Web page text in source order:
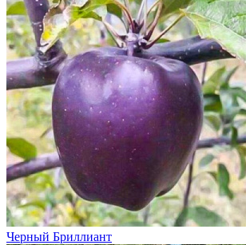
Черный Бриллиант